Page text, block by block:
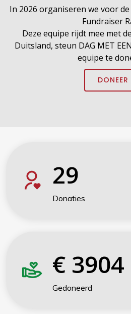
In 2026 organiseren we voor
Fundraiser
Deze equipe rijdt mee met
Duitsland, steun DAG MET
equipe te
DONEER
29
Donaties
€ 3904
Gedoneerd